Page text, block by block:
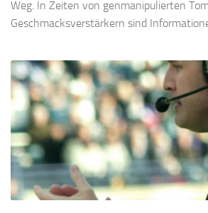
Weg. In Zeiten von genmanipulierten
Geschmacksverstärkern sind